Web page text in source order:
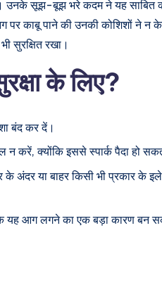
उनके सूझ-बूझ भरे कदम ने यह
पर काबू पाने की उनकी कोशिशों ने न
सुरक्षित रखा।
के लिए?
बंद कर दें।
न करें, क्योंकि इससे स्पार्क पैदा हो
के अंदर या बाहर किसी भी प्रकार के
यह आग लगने का एक बड़ा कारण बन